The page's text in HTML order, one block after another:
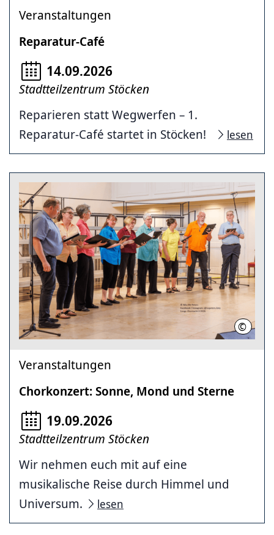
Veranstaltungen
Reparatur-Café
14.09.2026
Stadtteilzentrum Stöcken
Reparieren statt Wegwerfen – 1.
Reparatur-Café startet in Stöcken!
lesen
©
Veranstaltungen
Chorkonzert: Sonne, Mond und Sterne
19.09.2026
Stadtteilzentrum Stöcken
Wir nehmen euch mit auf eine
musikalische Reise durch Himmel und
Universum.
lesen